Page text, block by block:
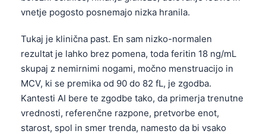
vnetje pogosto posnemajo nizka hranila.
Tukaj je klinična past. En sam nizko-normalen
rezultat je lahko brez pomena, toda feritin 18 ng/mL
skupaj z nemirnimi nogami, močno menstruacijo in
MCV, ki se premika od 90 do 82 fL, je zgodba.
Kantesti AI bere te zgodbe tako, da primerja trenutne
vrednosti, referenčne razpone, pretvorbe enot,
starost, spol in smer trenda, namesto da bi vsako